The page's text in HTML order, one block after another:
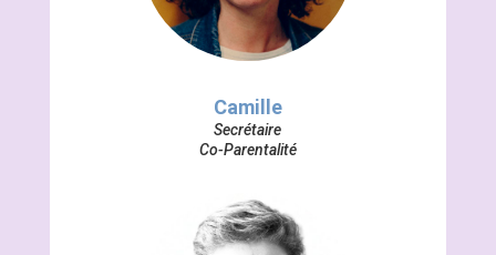
Camille
Secrétaire
Co-Parentalité